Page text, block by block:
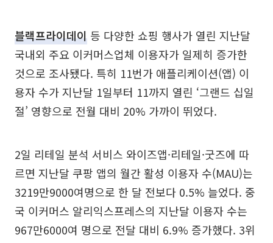
블랙프라이데이 등 다양한 쇼핑 행사가 열린 지난달
국내외 주요 이커머스업체 이용자가 일제히 증가한
것으로 조사됐다. 특히 11번가 애플리케이션(앱) 이
용자 수가 지난달 1일부터 11까지 열린 ‘그랜드 십일
절’ 영향으로 전월 대비 20% 가까이 뛰었다.
2일 리테일 분석 서비스 와이즈앱·리테일·굿즈에 따
르면 지난달 쿠팡 앱의 월간 활성 이용자 수(MAU)는
3219만9000여명으로 한 달 전보다 0.5% 늘었다. 중
국 이커머스 알리익스프레스의 지난달 이용자 수는
967만6000여 명으로 전달 대비 6.9% 증가했다. 3위